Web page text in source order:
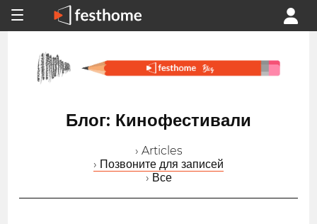
Блог: Кинофестивали
› Articles
› Позвоните для записей
› Все